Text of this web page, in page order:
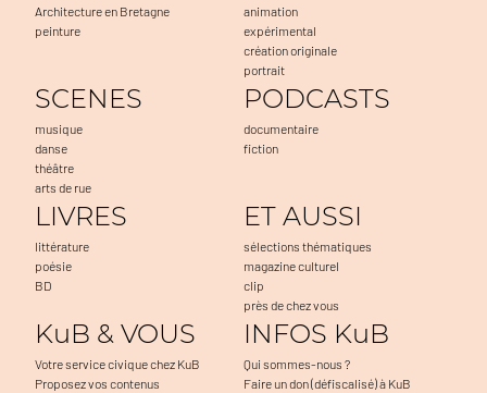
Architecture en Bretagne
peinture
animation
expérimental
création originale
portrait
SCENES
musique
danse
théâtre
arts de rue
PODCASTS
documentaire
fiction
LIVRES
littérature
poésie
BD
ET AUSSI
sélections thématiques
magazine culturel
clip
près de chez vous
KuB & VOUS
Votre service civique chez KuB
Proposez vos contenus
INFOS KuB
Qui sommes-nous ?
Faire un don (défiscalisé) à KuB